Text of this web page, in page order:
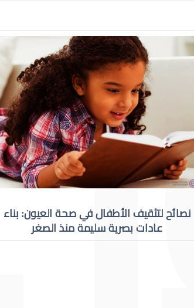
نصائح لتثقيف الأطفال في صحة العيون: بناء
عادات بصرية سليمة منذ الصغر